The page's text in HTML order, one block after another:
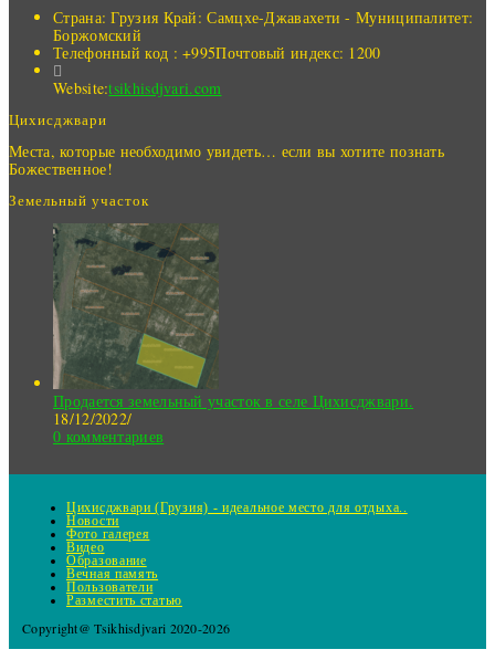
Страна: Грузия Край: Самцхе-Джавахети - Муниципалитет:
Боржомский
Телефонный код : +995Почтовый индекс: 1200
Website:tsikhisdjvari.com
Цихисджвари
Места, которые необходимо увидеть… если вы хотите познать
Божественное!
Земельный участок
Продается земельный участок в селе Цихисджвари.
18/12/2022/
0 комментариев
Цихисджвари (Грузия) - идеальное место для отдыха..
Новости
Фото галерея
Видео
Образование
Вечная память
Пользователи
Разместить статью
Copyright@ Tsikhisdjvari 2020-2026